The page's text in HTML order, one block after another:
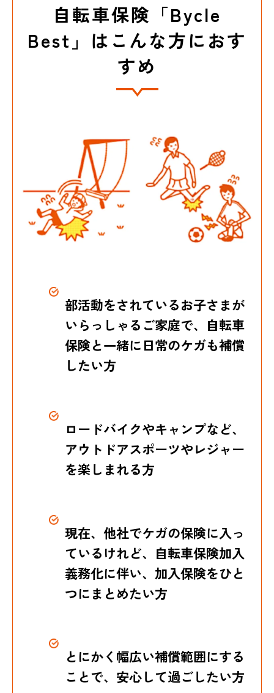
自転車保険「Bycle
Best」はこんな方におす
すめ
部活動をされているお子さまが
いらっしゃるご家庭で、 自転車
保険と一緒に日常のケガも補償
したい方
ロードバイクやキャンプなど、
アウトドアスポーツやレジャー
を楽しまれる方
現在、他社でケガの保険に入っ
ているけれど、 自転車保険加入
義務化に伴い、加入保険をひと
つにまとめたい方
とにかく幅広い補償範囲にする
ことで、安心して過ごしたい方